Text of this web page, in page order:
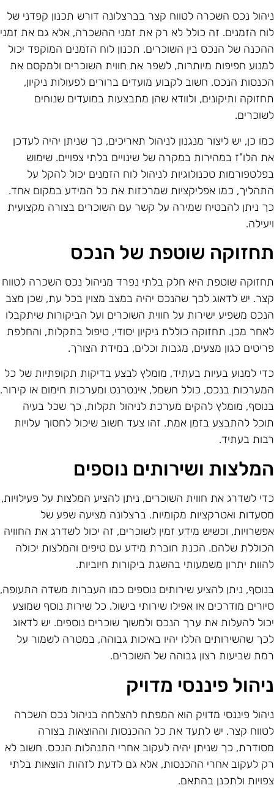
נכס השכרה לטווח קצר בברצלונה דורש תכנון קפדני של
הזמנים. זה כולל לא רק את זמני ההשכרה, אלא גם את זמני
של הנכס בין השוכרים. תכנון לוח הזמנים המוקפד יכול
חפיפות מיותרות, לשפר את חווית השוכרים ולמקסם את
הנכס. חשוב לקבוע מועדים ברורים לפעולות ניקיון,
ותיקונים, ולוודא שהן מתבצעות במועדים שנוחים
כן, יש ליצור מנגנון לניהול תאריכים, כך שניתן יהיה לעדכן
הלו"ז במהירות במקרה של שינויים בלתי צפויים. שימוש
טכנולוגיות לניהול לוח הזמנים יכול להקל על
כמו אפליקציות שמרכזות את כל המידע במקום אחד.
ניתן להבטיח שמירה על קשר עם השוכרים בצורה מקצועית
שוטפת של הנכס
שוטפת היא חלק בלתי נפרד מניהול נכס השכרה לטווח
יש לדאוג לכך שהנכס יהיה במצב מצוין בכל עת, שכן מצב
משפיע ישירות על חווית השוכרים ועל הביקורות שיתקבלו
מכן. תחזוקה כוללת ניקיון יסודי, טיפול בתקלות, והחלפת
כגון מצעים, מגבות וכלים, במידת הצורך.
למנוע בעיות בעתיד, מומלץ לבצע בדיקות תקופתיות של כל
בנכס, כולל חשמל, אינטרנט ומערכות חימום או קירור.
מומלץ להקים מערכת לניהול תקלות, כך שכל בעיה
להתבצע בזמן אמת. זהו צעד חשוב שיכול לחסוך עלויות
בעתיד.
ושירותים נוספים
לשדרג את חווית השוכרים, ניתן להציע המלצות על פעילויות,
ואטרקציות מקומיות. ברצלונה מציעה שפע של
וכשיש מידע זמין לשוכרים, זה יכול לשדרג את החוויה
שלהם. הכנת חוברת מידע עם טיפים והמלצות יכולה
יתרון משמעותי בהשגת ביקורות חיוביות.
ניתן להציע שירותים נוספים כמו העברות משדה התעופה,
מודרכים או אפילו שירותי בישול. כל שירות נוסף שמוצע
להעלות את ערך הנכס ולמשוך שוכרים נוספים. יש לדאוג
שהשירותים הללו יהיו באיכות גבוהה, במטרה לשמור על
שביעות רצון גבוהה של השוכרים.
פיננסי מדויק
פיננסי מדויק הוא המפתח להצלחה בניהול נכס השכרה
קצר. יש לתעד את כל ההכנסות וההוצאות בצורה
כך שניתן יהיה לעקוב אחרי התנהלות הנכס. חשוב לא
לעקוב אחרי ההכנסות, אלא גם לדעת לזהות הוצאות בלתי
ולתכנן בהתאם.